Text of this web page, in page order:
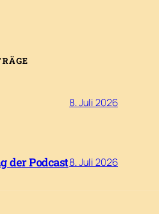
8. Juli 2026
der Podcast8. Juli 2026